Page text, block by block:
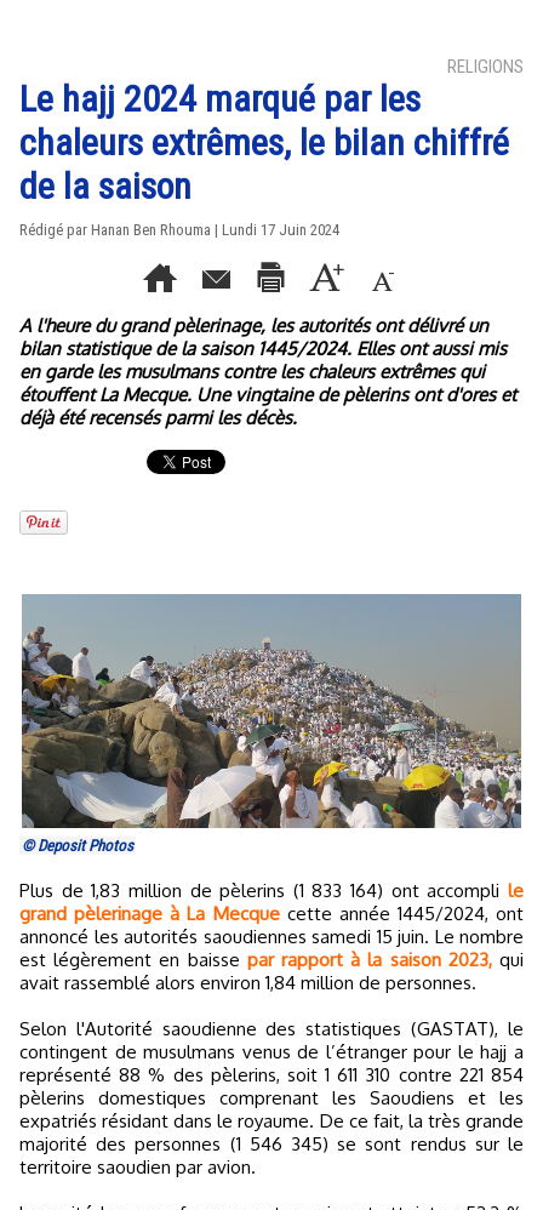
RELIGIONS
Le hajj 2024 marqué par les
chaleurs extrêmes, le bilan chiffré
de la saison
Rédigé par Hanan Ben Rhouma | Lundi 17 Juin 2024
A l'heure du grand pèlerinage, les autorités ont délivré un
bilan statistique de la saison 1445/2024. Elles ont aussi mis
en garde les musulmans contre les chaleurs extrêmes qui
étouffent La Mecque. Une vingtaine de pèlerins ont d'ores et
déjà été recensés parmi les décès.
© Deposit Photos
Plus de 1,83 million de pèlerins (1 833 164) ont accompli le
grand pèlerinage à La Mecquecette année 1445/2024, ont
annoncé les autorités saoudiennes samedi 15 juin. Le nombre
est légèrement en baisse par rapport à la saison 2023,qui
avait rassemblé alors environ 1,84 million de personnes.
Selon l'Autorité saoudienne des statistiques (GASTAT), le
contingent de musulmans venus de l’étranger pour le hajj a
représenté 88 % des pèlerins, soit 1 611 310 contre 221 854
pèlerins domestiques comprenant les Saoudiens et les
expatriés résidant dans le royaume. De ce fait, la très grande
majorité des personnes (1 546 345) se sont rendus sur le
territoire saoudien par avion.